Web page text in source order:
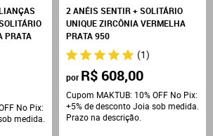
PRATA
No Pix:
medida.
2 ANÉIS SENTIR + SOLITÁRIO
UNIQUE ZIRCÔNIA VERMELHA
PRATA 950
(1)
por R$ 608,00
Cupom MAKTUB: 10% OFF No Pix:
+5% de desconto Joia sob medida.
Prazo na descrição.